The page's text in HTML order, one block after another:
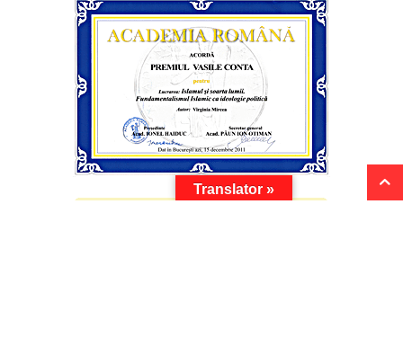
Translator »